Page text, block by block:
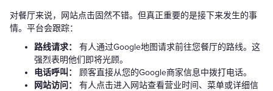
对餐厅来说，网站点击固然不错。但真正重要的是接下来发生的事
情。平台会跟踪：
路线请求：
有人通过Google地图请求前往您餐厅的路线。这
强烈表明他们即将光顾。
电话呼叫：
顾客直接从您的Google商家信息中拨打电话。
网站访问：
有人点击进入网站查看营业时间、菜单或详细信